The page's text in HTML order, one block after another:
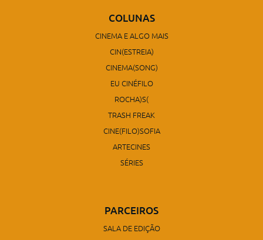
COLUNAS
CINEMA E ALGO MAIS
CIN(ESTREIA)
CINEMA(SONG)
EU CINÉFILO
ROCHA)S(
TRASH FREAK
CINE(FILO)SOFIA
ARTECINES
SÉRIES
PARCEIROS
SALA DE EDIÇÃO